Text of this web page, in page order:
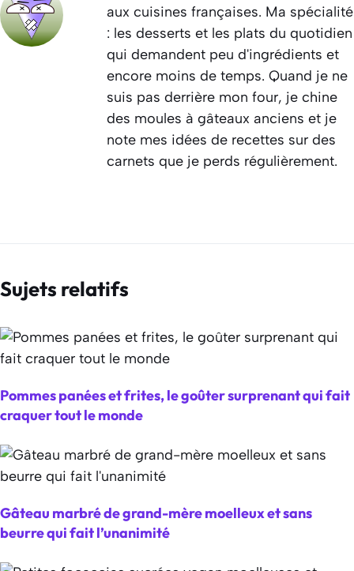
aux cuisines françaises. Ma spécialité
: les desserts et les plats du quotidien
qui demandent peu d'ingrédients et
encore moins de temps. Quand je ne
suis pas derrière mon four, je chine
des moules à gâteaux anciens et je
note mes idées de recettes sur des
carnets que je perds régulièrement.
Sujets relatifs
Pommes panées et frites, le goûter surprenant qui fait
craquer tout le monde
Gâteau marbré de grand-mère moelleux et sans
beurre qui fait l’unanimité